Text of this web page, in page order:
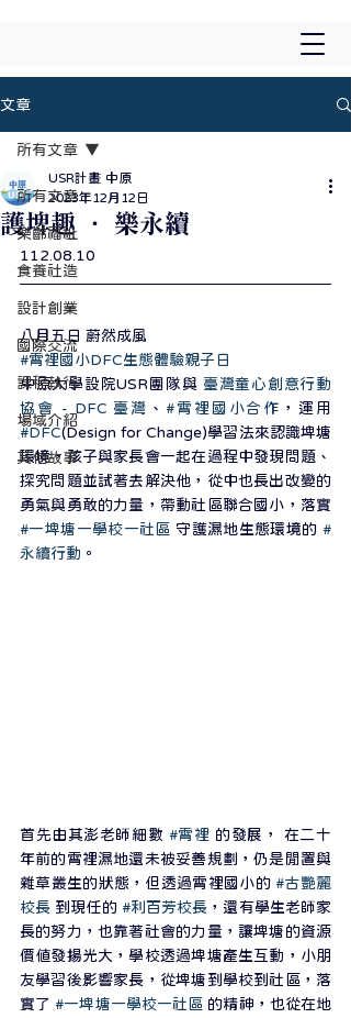
文章
所有文章
樂齡福祉
食養社造
設計創業
國際交流
課程執行
場域介紹
其他故事
所有文章
護埤趣 ‧ 樂永續
USR計畫 中原
2023年12月12日
112.08.10
八月五日 蔚然成風
#霄裡國小DFC生態體驗親子日
中原大學設院USR團隊與 臺灣童心創意行動
協會 - DFC 臺灣 、#霄裡國小合作
#DFC(Design for Change)學習法來認識埤塘
環境，孩子與家長會一起在過程中發現問題、
探究問題並試著去解決他，從中也長出改變的
#一埤塘一學校一社區 守護濕地生態環境的 #
永續行動 。
首先由其澎老師細數 #霄裡 的發展， 在二十
年前的霄裡濕地還未被妥善規劃，仍是閒置與
雜草叢生的狀態，但透過霄裡國小的 #古艷麗
校長 到現任的 #利百芳校長 ，還有學生老師家
長的努力，也靠著社會的力量，讓埤塘的資源
價值發揚光大，學校透過埤塘產生互動，小朋
友學習後影響家長，從埤塘到學校到社區，落
實了 #一埤塘一學校一社區 的精神，也從在地